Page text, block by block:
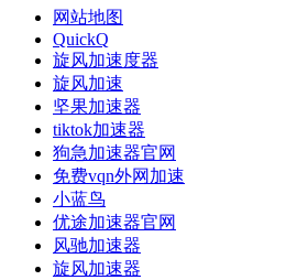
网站地图
QuickQ
旋风加速度器
旋风加速
坚果加速器
tiktok加速器
狗急加速器官网
免费vqn外网加速
小蓝鸟
优途加速器官网
风驰加速器
旋风加速器